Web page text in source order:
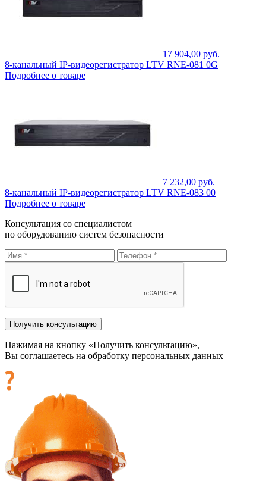
17 904,00 руб.
8-канальный IP-видеорегистратор LTV RNE-081 0G
Подробнее о товаре
7 232,00 руб.
8-канальный IP-видеорегистратор LTV RNE-083 00
Подробнее о товаре
Консультация со специалистом
по оборудованию систем безопасности
Нажимая на кнопку «Получить консультацию»,
Вы соглашаетесь на обработку персональных данных